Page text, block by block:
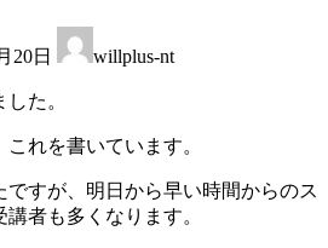
20日 willplus-nt
た。
れを書いています。
すが、明日から早い時間からのス
者も多くなります。